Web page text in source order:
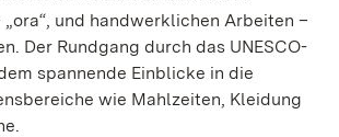
und handwerklichen Arbeiten –
Der Rundgang durch das UNESCO-
spannende Einblicke in die
wie Mahlzeiten, Kleidung